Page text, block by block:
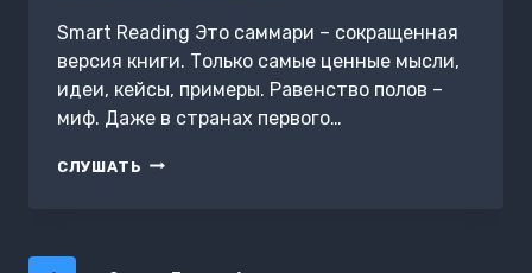
Smart Reading Это саммари – сокращенная
версия книги. Только самые ценные мысли,
идеи, кейсы, примеры. Равенство полов –
миф. Даже в странах первого…
СЛУШАТЬ НЕВИДИМЫЕ